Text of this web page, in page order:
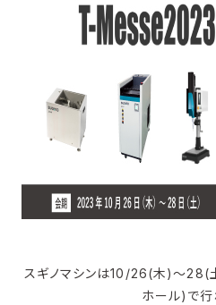
スギノマシンは10/26(木)～28(
ホール)で行